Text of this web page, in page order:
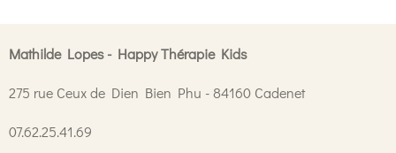
Mathilde Lopes - Happy Thérapie Kids
275 rue Ceux de Dien Bien Phu - 84160 Cadenet
07.62.25.41.69